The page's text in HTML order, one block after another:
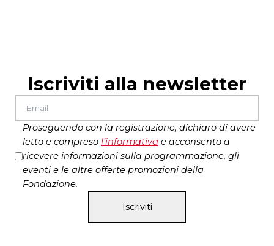
Iscriviti alla newsletter
Proseguendo con la registrazione, dichiaro di avere
letto e compreso l’informativa e acconsento a
ricevere informazioni sulla programmazione, gli
eventi e le altre offerte promozioni della
Fondazione.
Iscriviti